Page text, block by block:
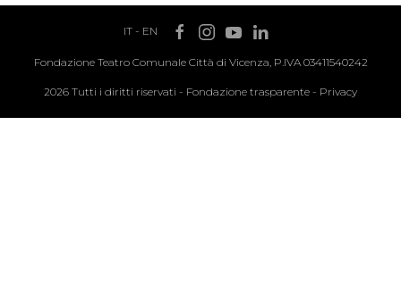
IT- EN
Fondazione Teatro Comunale Città di Vicenza, P.IVA 03411540242
2026 Tutti i diritti riservati - Fondazione trasparente - Privacy